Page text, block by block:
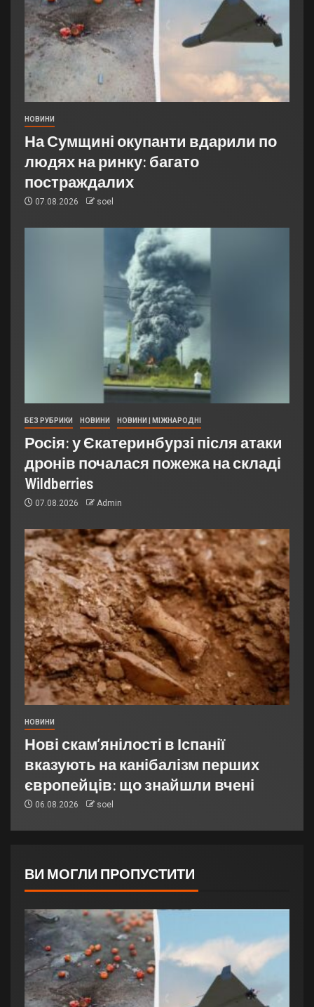
НОВИНИ
На Сумщині окупанти вдарили по
людях на ринку: багато
постраждалих
07.08.2026 soel
БЕЗ РУБРИКИ НОВИНИ НОВИНИ | МІЖНАРОДНІ
Росія: у Єкатеринбурзі після атаки
дронів почалася пожежа на складі
Wildberries
07.08.2026 Admin
НОВИНИ
Нові скам’янілості в Іспанії
вказують на канібалізм перших
європейців: що знайшли вчені
06.08.2026 soel
ВИ МОГЛИ ПРОПУСТИТИ